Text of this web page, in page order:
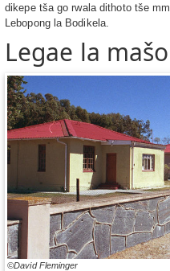
dikepe tša go rwala dithoto tše
Lebopong la Bodikela.
Legae la
©David Fleminger